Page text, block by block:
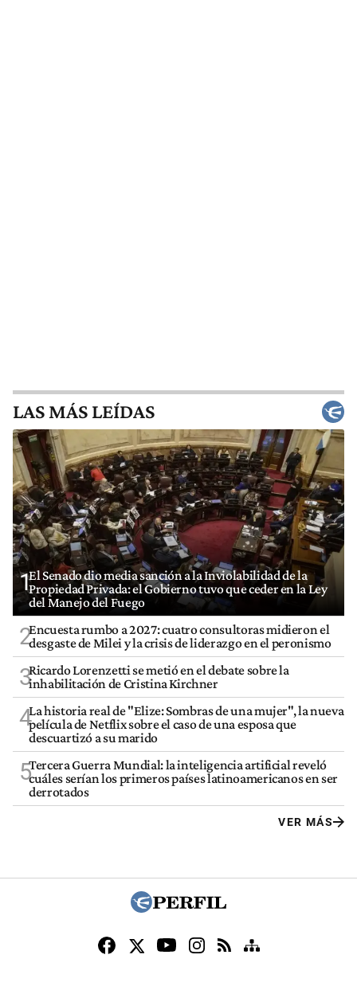
LAS MÁS LEÍDAS
1El Senado dio media sanción a la Inviolabilidad de la
Propiedad Privada: el Gobierno tuvo que ceder en la Ley
del Manejo del Fuego
2Encuesta rumbo a 2027: cuatro consultoras midieron el
desgaste de Milei y la crisis de liderazgo en el peronismo
3Ricardo Lorenzetti se metió en el debate sobre la
inhabilitación de Cristina Kirchner
4La historia real de "Elize: Sombras de una mujer", la nueva
película de Netflix sobre el caso de una esposa que
descuartizó a su marido
5Tercera Guerra Mundial: la inteligencia artificial reveló
cuáles serían los primeros países latinoamericanos en ser
derrotados
VER MÁS